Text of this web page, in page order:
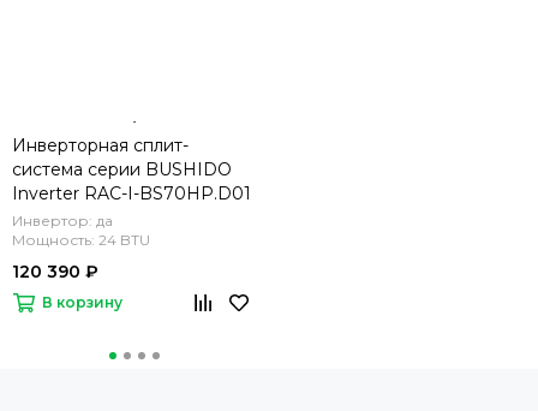
Инверторная сплит-
система серии BUSHIDO
Inverter RAC-I-BS70HP.D01
(комплект)
Инвертор: да
Мощность: 24 BTU
120 390 ₽
В корзину